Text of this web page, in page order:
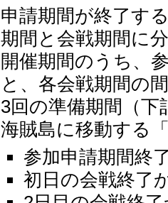
申請期間が終了す
期間と会戦期間に
開催期間のうち、
と、各会戦期間の
3回の準備期間（
海賊島に移動する
参加申請期間終
初日の会戦終了